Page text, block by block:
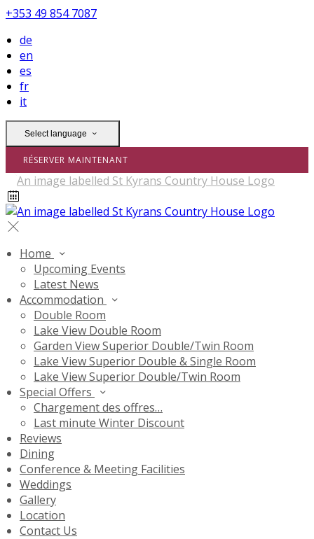
+353 49 854 7087
de
en
es
fr
it
Select language
RÉSERVER MAINTENANT
Home
Upcoming Events
Latest News
Accommodation
Double Room
Lake View Double Room
Garden View Superior Double/Twin Room
Lake View Superior Double & Single Room
Lake View Superior Double/Twin Room
Special Offers
Chargement des offres…
Last minute Winter Discount
Reviews
Dining
Conference & Meeting Facilities
Weddings
Gallery
Location
Contact Us